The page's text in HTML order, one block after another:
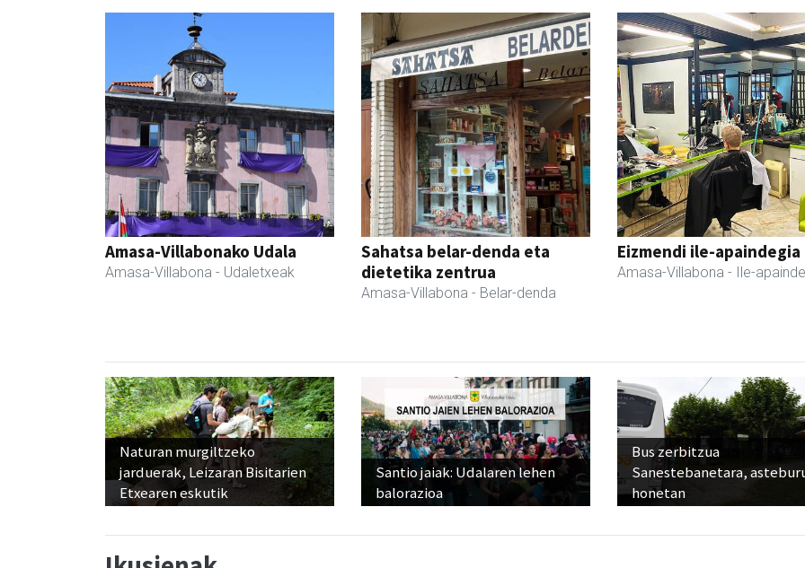
Amasa-Villabonako Udala
Amasa-Villabona - Udaletxeak
Sahatsa belar-denda eta
dietetika zentrua
Amasa-Villabona - Belar-denda
Eizmendi ile-apaindegia
Amasa-Villabona - Ile-
Naturan murgiltzeko
jarduerak, Leizaran Bisitarien
Etxearen eskutik
Santio jaiak: Udalaren lehen
balorazioa
Bus zerbitzua
Sanestebanetara,
honetan